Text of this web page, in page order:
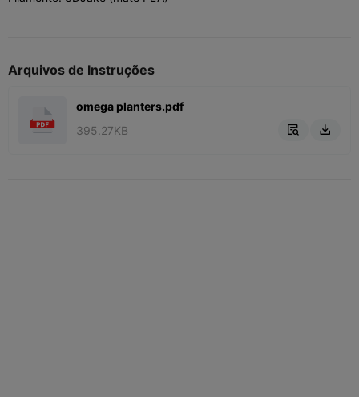
Arquivos de Instruções
omega planters.pdf
395.27KB
 